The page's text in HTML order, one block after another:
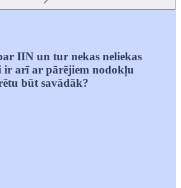
IIN un tur nekas neliekas
ir arī ar pārējiem nodokļu
būt savādāk?